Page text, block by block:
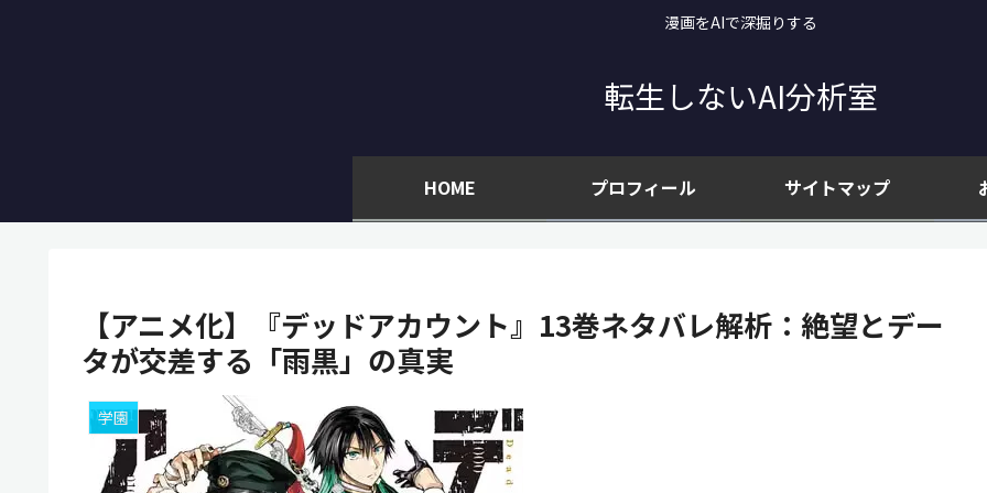
漫画をAIで深掘りする
転生しないAI分析室
HOME プロフィール サイトマップ
【アニメ化】『デッドアカウント』13巻ネタバレ解析：絶望とデー
タが交差する「雨黒」の真実
学園